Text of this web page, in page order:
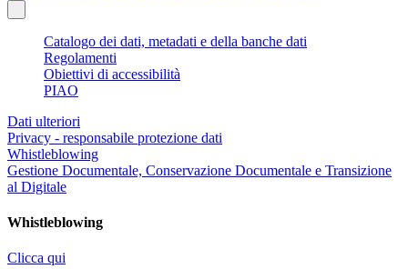
Catalogo dei dati, metadati e della banche dati
Regolamenti
Obiettivi di accessibilità
PIAO
Dati ulteriori
Privacy - responsabile protezione dati
Whistleblowing
Gestione Documentale, Conservazione Documentale e Transizione
al Digitale
Whistleblowing
Clicca qui